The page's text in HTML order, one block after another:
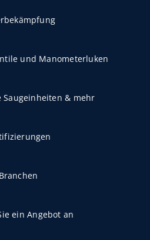
und Manometerluken
Saugeinheiten & mehr
Branchen
ein Angebot an